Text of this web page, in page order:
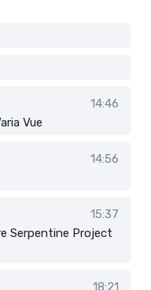
14:46
Vue
14:56
15:37
Serpentine Project
18:21